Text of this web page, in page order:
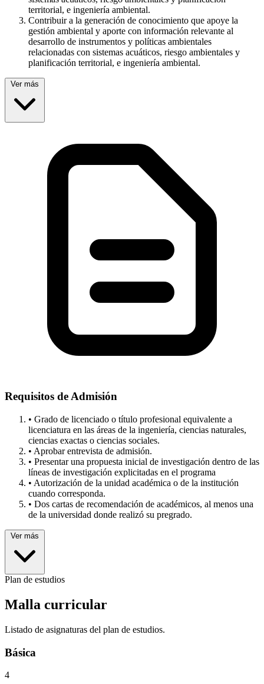
territorial, e ingeniería ambiental.
Contribuir a la generación de conocimiento que apoye la
gestión ambiental y aporte con información relevante al
desarrollo de instrumentos y políticas ambientales
relacionadas con sistemas acuáticos, riesgo ambientales y
planificación territorial, e ingeniería ambiental.
Ver más
Requisitos de Admisión
• Grado de licenciado o título profesional equivalente a
licenciatura en las áreas de la ingeniería, ciencias naturales,
ciencias exactas o ciencias sociales.
• Aprobar entrevista de admisión.
• Presentar una propuesta inicial de investigación dentro de las
líneas de investigación explicitadas en el programa
• Autorización de la unidad académica o de la institución
cuando corresponda.
• Dos cartas de recomendación de académicos, al menos una
de la universidad donde realizó su pregrado.
Ver más
Plan de estudios
Malla curricular
Listado de asignaturas del plan de estudios.
Básica
4